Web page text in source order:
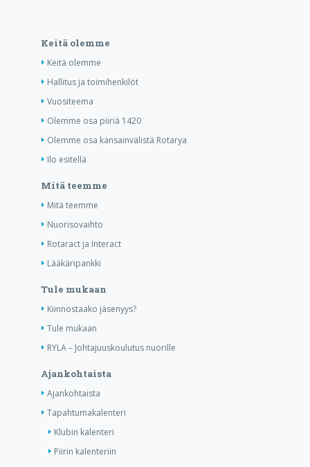
Keitä olemme
Keitä olemme
Hallitus ja toimihenkilöt
Vuositeema
Olemme osa piiriä 1420
Olemme osa kansainvälistä Rotarya
Ilo esitellä
Mitä teemme
Mitä teemme
Nuorisovaihto
Rotaract ja Interact
Lääkäripankki
Tule mukaan
Kiinnostaako jäsenyys?
Tule mukaan
RYLA – Johtajuuskoulutus nuorille
Ajankohtaista
Ajankohtaista
Tapahtumakalenteri
Klubin kalenteri
Piirin kalenteriin